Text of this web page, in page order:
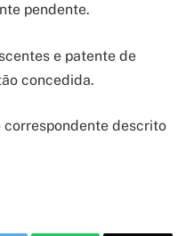
pendente.
e patente de
concedida.
descrito